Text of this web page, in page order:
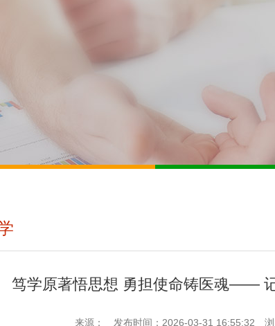
笃学原著悟思想 勇担使命铸医魂——
来源： 发布时间：2026-03-31 16:55:32